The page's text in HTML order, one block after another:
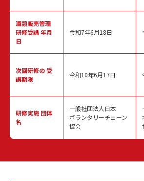
酒類販売管理
研修受講 年月
日
次回研修の受
講期限
研修実施 団体
名
令和7年6月18日
令和10年6月17日
一般社団法人日本
ボランタリーチェーン
協会